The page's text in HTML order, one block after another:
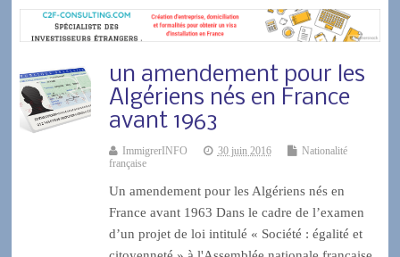
un amendement pour les
Algériens nés en France
avant 1963
ImmigrerINFO 30 juin 2016
Nationalité
française
Un amendement pour les Algériens nés en
France avant 1963 Dans le cadre de l’examen
d’un projet de loi intitulé « Société : égalité et